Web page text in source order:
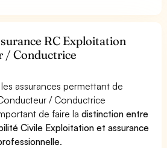
RC Exploitation
/ Conductrice
assurances permettant de
/ Conductrice
de faire ladistinction entre
Civile Exploitation et assurance
.